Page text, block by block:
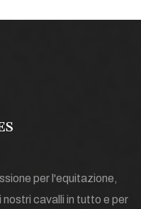
per l'equitazione,
cavalli in tutto e per